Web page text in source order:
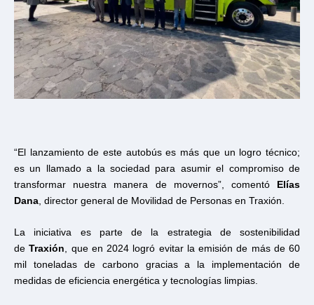
“El lanzamiento de este autobús es más que un logro técnico;
es un llamado a la sociedad para asumir el compromiso de
transformar nuestra manera de movernos”, comentó
Elías
Dana, director general de Movilidad de Personas en Traxión.
La iniciativa es parte de la estrategia de sostenibilidad
de Traxión, que en 2024 logró evitar la emisión de más de 60
mil toneladas de carbono gracias a la implementación de
medidas de eficiencia energética y tecnologías limpias.